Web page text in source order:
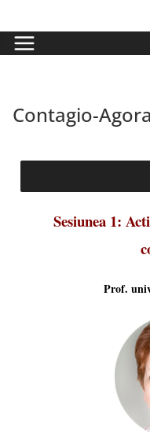
Contagio-
Sesiunea 1:
Prof.